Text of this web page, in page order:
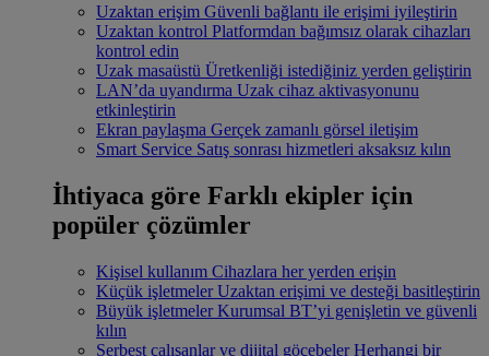
Uzaktan erişim Güvenli bağlantı ile erişimi iyileştirin
Uzaktan kontrol Platformdan bağımsız olarak cihazları
kontrol edin
Uzak masaüstü Üretkenliği istediğiniz yerden geliştirin
LAN’da uyandırma Uzak cihaz aktivasyonunu
etkinleştirin
Ekran paylaşma Gerçek zamanlı görsel iletişim
Smart Service Satış sonrası hizmetleri aksaksız kılın
İhtiyaca göre Farklı ekipler için
popüler çözümler
Kişisel kullanım Cihazlara her yerden erişin
Küçük işletmeler Uzaktan erişimi ve desteği basitleştirin
Büyük işletmeler Kurumsal BT’yi genişletin ve güvenli
kılın
Serbest çalışanlar ve dijital göçebeler Herhangi bir